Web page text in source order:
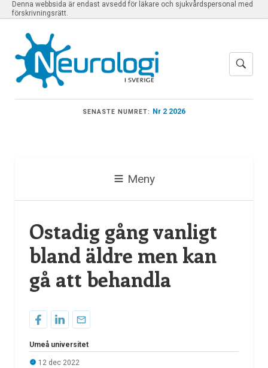
Denna webbsida är endast avsedd för läkare och sjukvårdspersonal med
förskrivningsrätt.
SENASTE NUMRET: Nr 2 2026
Meny
Ostadig gång vanligt
bland äldre men kan
gå att behandla
Umeå universitet
12 dec 2022